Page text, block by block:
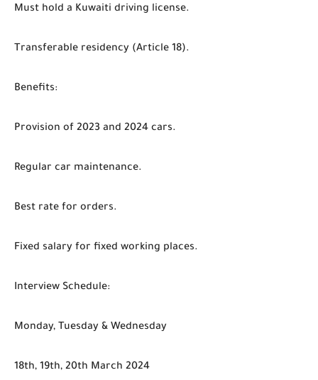
Must hold a Kuwaiti driving license.
Transferable residency (Article 18).
Benefits:
Provision of 2023 and 2024 cars.
Regular car maintenance.
Best rate for orders.
Fixed salary for fixed working places.
Interview Schedule:
Monday, Tuesday & Wednesday
18th, 19th, 20th March 2024